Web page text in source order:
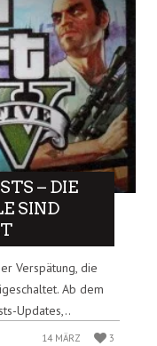
– DIE
SIND
Verspätung, die
Ab dem
Updates,..
14 MÄRZ 3